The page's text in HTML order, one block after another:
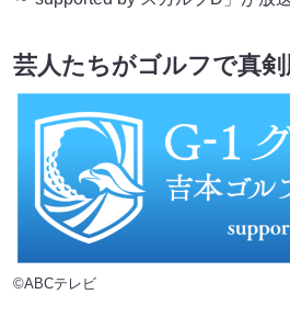
芸人たちがゴルフで真剣
©ABCテレビ